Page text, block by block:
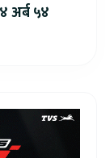
अर्ब ५४